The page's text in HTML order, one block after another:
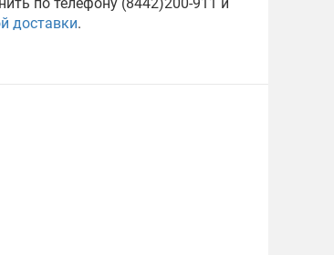
доставки.